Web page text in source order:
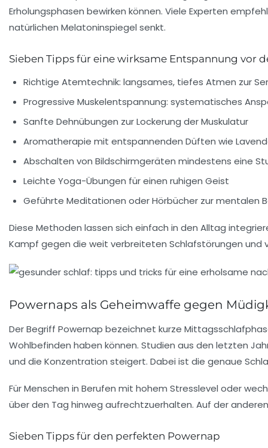
Erholungsphasen bewirken können. Viele Experten
natürlichen Melatoninspiegel senkt.
Sieben Tipps für eine wirksame Entspannung vor
Richtige Atemtechnik: langsames, tiefes Atmen zur
Progressive Muskelentspannung: systematisches
Sanfte Dehnübungen zur Lockerung der Muskulatur
Aromatherapie mit entspannenden Düften wie
Abschalten von Bildschirmgeräten mindestens eine
Leichte Yoga-Übungen für einen ruhigen Geist
Geführte Meditationen oder Hörbücher zur mentalen
Diese Methoden lassen sich einfach in den Alltag
Kampf gegen die weit verbreiteten Schlafstörungen und
Powernaps als Geheimwaffe gegen
Der Begriff Powernap bezeichnet kurze
Wohlbefinden haben können. Studien aus den letzten
und die Konzentration steigert. Dabei ist die genaue
Für Menschen in Berufen mit hohem Stresslevel oder
über den Tag hinweg aufrechtzuerhalten. Auf der
Sieben Tipps für den perfekten Powernap